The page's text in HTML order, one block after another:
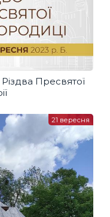
Пресвятої
21 вересня